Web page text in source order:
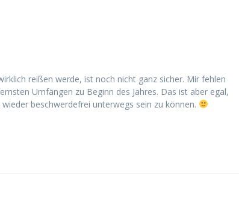
reißen werde, ist noch nicht ganz sicher. Mir fehlen
Umfängen zu Beginn des Jahres. Das ist aber egal,
beschwerdefrei unterwegs sein zu können.